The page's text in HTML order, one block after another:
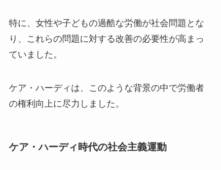
特に、女性や子どもの過酷な労働が社会問題とな
り、これらの問題に対する改善の必要性が高まっ
ていました。
ケア・ハーディは、このような背景の中で労働者
の権利向上に尽力しました。
ケア・ハーディ時代の社会主義運動